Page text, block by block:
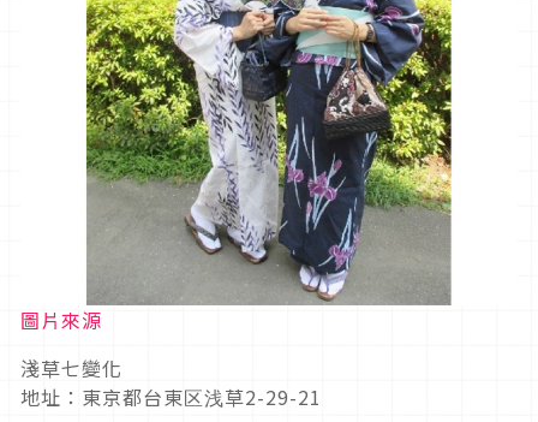
圖片來源
淺草七變化
地址：東京都台東区浅草2-29-21